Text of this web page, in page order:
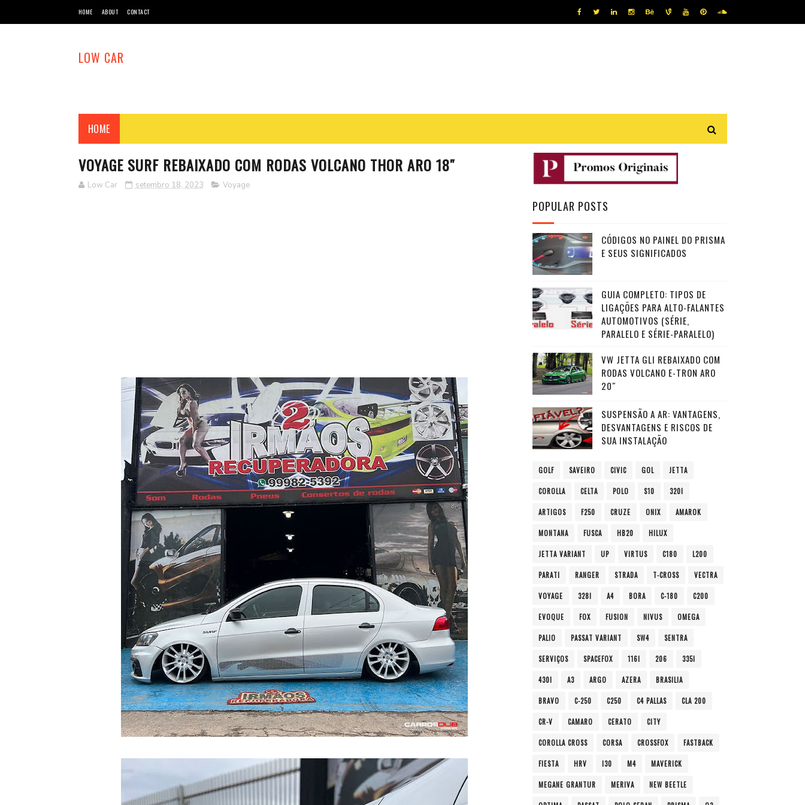
HOME ABOUT CONTACT
LOW CAR
HOME
VOYAGE SURF REBAIXADO COM RODAS VOLCANO THOR ARO 18″
Low Car setembro 18, 2023 Voyage
POPULAR POSTS
CÓDIGOS NO PAINEL DO PRISMA
E SEUS SIGNIFICADOS
GUIA COMPLETO: TIPOS DE
LIGAÇÕES PARA ALTO-FALANTES
AUTOMOTIVOS (SÉRIE,
PARALELO E SÉRIE-PARALELO)
VW JETTA GLI REBAIXADO COM
RODAS VOLCANO E-TRON ARO
20″
SUSPENSÃO A AR: VANTAGENS,
DESVANTAGENS E RISCOS DE
SUA INSTALAÇÃO
GOLF SAVEIRO CIVIC GOL JETTA
COROLLA CELTA POLO S10 320I
ARTIGOS F250 CRUZE ONIX AMAROK
MONTANA FUSCA HB20 HILUX
JETTA VARIANT UP VIRTUS C180 L200
PARATI RANGER STRADA T-CROSS VECTRA
VOYAGE 328I A4 BORA C-180 C200
EVOQUE FOX FUSION NIVUS OMEGA
PALIO PASSAT VARIANT SW4 SENTRA
SERVIÇOS SPACEFOX 116I 206 335I
430I A3 ARGO AZERA BRASILIA
BRAVO C-250 C250 C4 PALLAS CLA 200
CR-V CAMARO CERATO CITY
COROLLA CROSS CORSA CROSSFOX FASTBACK
FIESTA HRV I30 M4 MAVERICK
MEGANE GRANTUR MERIVA NEW BEETLE